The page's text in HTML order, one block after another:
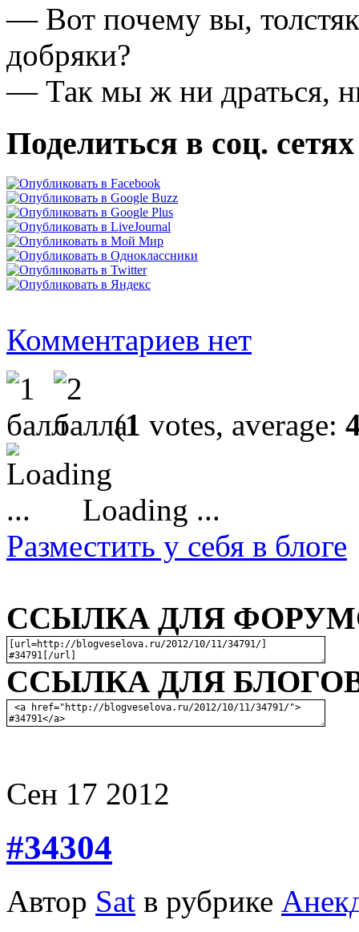
— Вот почему вы,
добряки?
— Так мы ж ни драться,
Поделиться в соц. сетях
Комментариев нет
(1 votes, average:
Loading ...
Разместить у себя в блоге
ССЫЛКА ДЛЯ
ССЫЛКА ДЛЯ БЛОГОВ
Сен 17 2012
#34304
Автор Sat в рубрике